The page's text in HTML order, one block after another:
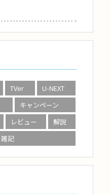
TVer
U-NEXT
キャンペーン
レビュー
解説
雑記